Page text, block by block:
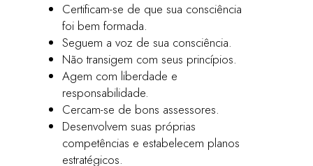
Certificam-se de que sua consciência
foi bem formada.
Seguem a voz de sua consciência.
Não transigem com seus princípios.
Agem com liberdade e
responsabilidade.
Cercam-se de bons assessores.
Desenvolvem suas próprias
competências e estabelecem planos
estratégicos.